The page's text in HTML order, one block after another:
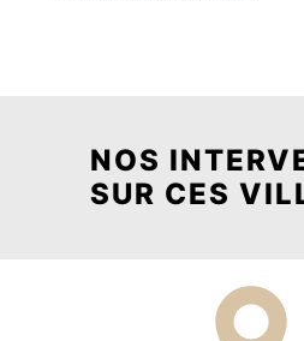
NOS
SUR CES